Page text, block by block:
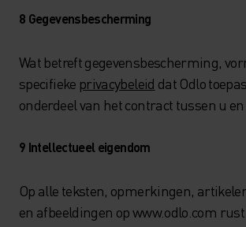
8 Gegevensbescherming
Wat betreft gegevensbescherming,
specifieke privacybeleid dat Odlo
onderdeel van het contract tussen u en
9 Intellectueel eigendom
Op alle teksten, opmerkingen,
en afbeeldingen op www.odlo.com